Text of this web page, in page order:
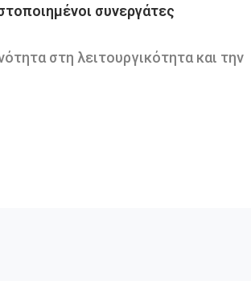
συνεργάτες
στη λειτουργικότητα και την